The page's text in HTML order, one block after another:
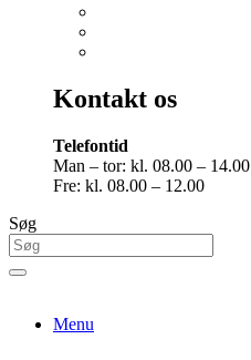
Kontakt os
Telefontid
Man – tor: kl. 08.00 – 14.00
Fre: kl. 08.00 – 12.00
Søg
Menu